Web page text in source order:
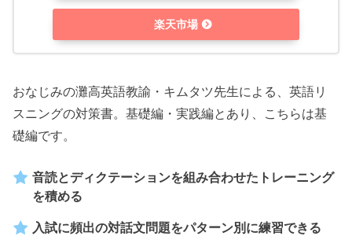
楽天市場
おなじみの灘高英語教諭・キムタツ先生による、英語リ
スニングの対策書。基礎編・実践編とあり、こちらは基
礎編です。
音読とディクテーションを組み合わせたトレーニング
を積める
入試に頻出の対話文問題をパターン別に練習できる